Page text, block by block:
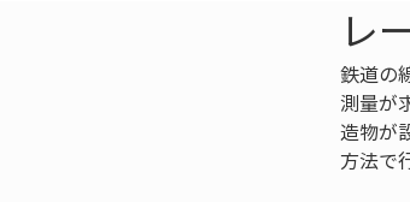
レ
鉄道の
測量が
造物が
方法で